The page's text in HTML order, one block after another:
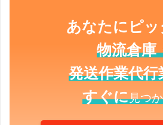
あなたにピッ
物流倉庫
発送作業代行
すぐに見つ